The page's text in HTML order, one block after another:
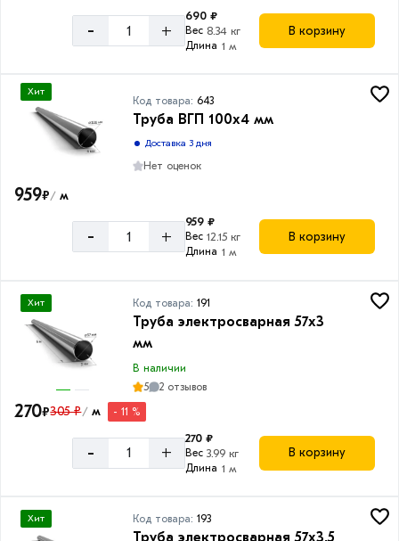
- +
690 ₽
Вес 8.34 кг
Длина 1 м
В корзину
Хит
Код товара: 643
Труба ВГП 100х4 мм
Доставка 3 дня
Нет оценок
959₽/ м
- +
959 ₽
Вес 12.15 кг
Длина 1 м
В корзину
Хит Код товара: 191
Труба электросварная 57х3
мм
В наличии
5
2 отзывов
270₽305 ₽/ м - 11 %
- +
270 ₽
Вес 3.99 кг
Длина 1 м
В корзину
Хит Код товара: 193
Труба электросварная 57х3,5